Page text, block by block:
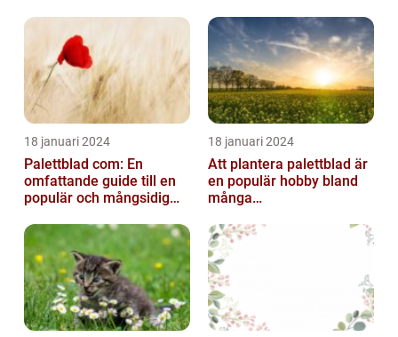
18 januari 2024
Palettblad com: En
omfattande guide till en
populär och mångsidig
18 januari 2024
Att plantera palettblad är
en populär hobby bland
många
kan bidra till att ...